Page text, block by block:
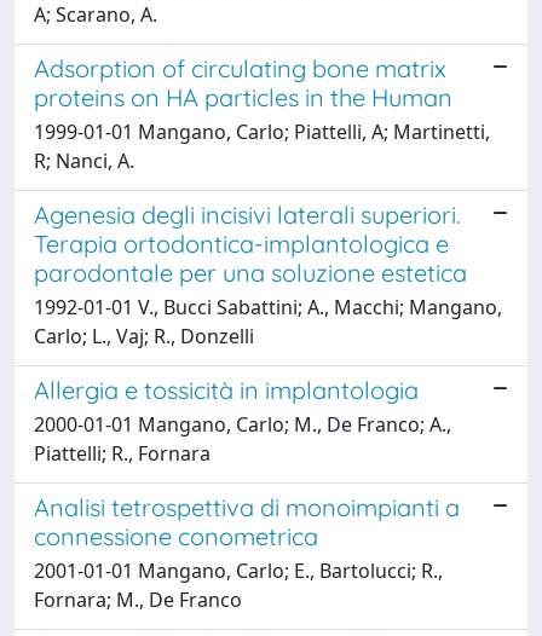
A; Scarano, A.
Adsorption of circulating bone matrix
proteins on HA particles in the Human
1999-01-01 Mangano, Carlo; Piattelli, A; Martinetti,
R; Nanci, A.
Agenesia degli incisivi laterali superiori.
Terapia ortodontica-implantologica e
parodontale per una soluzione estetica
1992-01-01 V., Bucci Sabattini; A., Macchi; Mangano,
Carlo; L., Vaj; R., Donzelli
Allergia e tossicità in implantologia
2000-01-01 Mangano, Carlo; M., De Franco; A.,
Piattelli; R., Fornara
Analisi tetrospettiva di monoimpianti a
connessione conometrica
2001-01-01 Mangano, Carlo; E., Bartolucci; R.,
Fornara; M., De Franco